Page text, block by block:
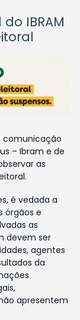
IBRAM
comunicação
– Ibram e de
as
é vedada a
órgãos e
as
devem ser
agentes
da
apresentem